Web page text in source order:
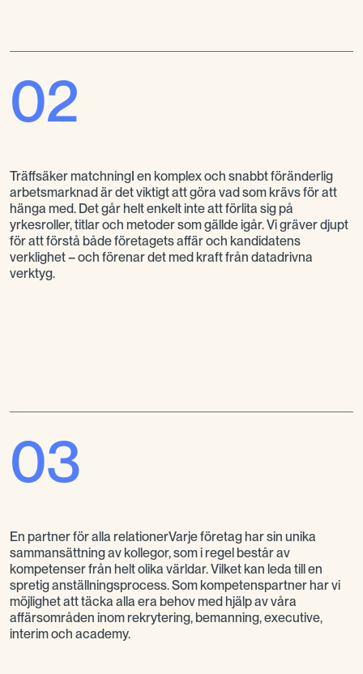
02
Träffsäker matchningI en komplex och snabbt föränderlig
arbetsmarknad är det viktigt att göra vad som krävs för att
hänga med. Det går helt enkelt inte att förlita sig på
yrkesroller, titlar och metoder som gällde igår. Vi gräver djupt
för att förstå både företagets affär och kandidatens
verklighet – och förenar det med kraft från datadrivna
verktyg.
03
En partner för alla relationerVarje företag har sin unika
sammansättning av kollegor, som i regel består av
kompetenser från helt olika världar. Vilket kan leda till en
spretig anställningsprocess. Som kompetenspartner har vi
möjlighet att täcka alla era behov med hjälp av våra
affärsområden inom rekrytering, bemanning, executive,
interim och academy.